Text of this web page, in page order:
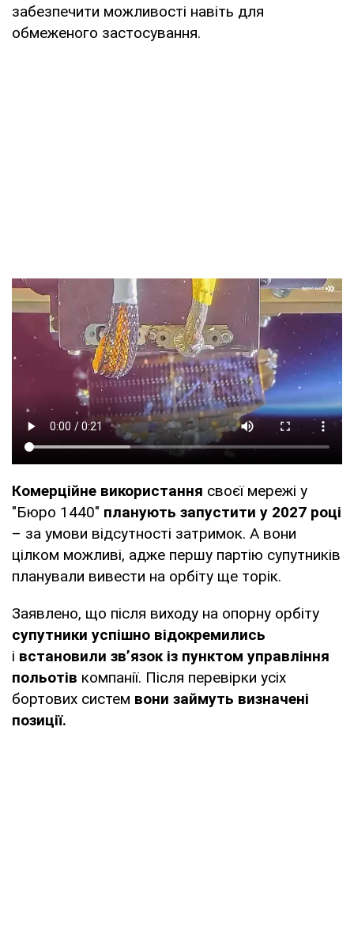
забезпечити можливості навіть для
обмеженого застосування.
Комерційне використання своєї мережі у
"Бюро 1440" планують запустити у 2027 році
– за умови відсутності затримок. А вони
цілком можливі, адже першу партію супутників
планували вивести на орбіту ще торік.
Заявлено, що після виходу на опорну орбіту
супутники успішно відокремились
і встановили зв’язок із пунктом управління
польотів компанії. Після перевірки усіх
бортових систем вони займуть визначені
позиції.